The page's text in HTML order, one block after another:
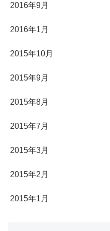
2016年9月
2016年1月
2015年10月
2015年9月
2015年8月
2015年7月
2015年3月
2015年2月
2015年1月